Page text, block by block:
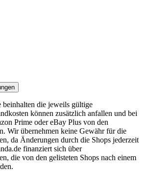
beinhalten die jeweils gültige
können zusätzlich anfallen und bei
Prime oder eBay Plus von den
Wir übernehmen keine Gewähr für die
da Änderungen durch die Shops jederzeit
finanziert sich über
die von den gelisteten Shops nach einem